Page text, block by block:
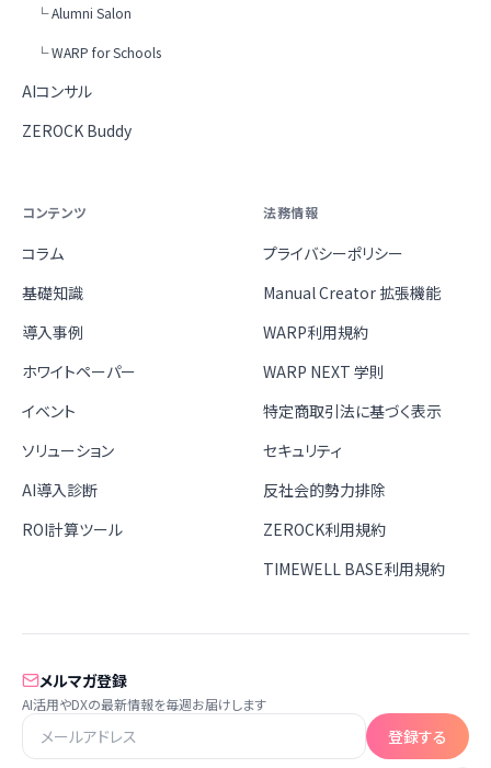
└ Alumni Salon
└ WARP for Schools
AIコンサル
ZEROCK Buddy
コンテンツ
コラム
基礎知識
導入事例
ホワイトペーパー
イベント
ソリューション
AI導入診断
ROI計算ツール
法務情報
プライバシーポリシー
Manual Creator 拡張機能
WARP利用規約
WARP NEXT 学則
特定商取引法に基づく表示
セキュリティ
反社会的勢力排除
ZEROCK利用規約
TIMEWELL BASE利用規約
メルマガ登録
AI活用やDXの最新情報を毎週お届けします
登録する